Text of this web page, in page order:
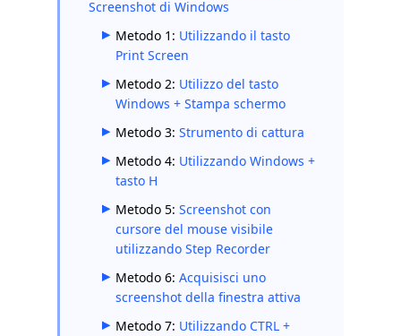
Screenshot di Windows
Metodo 1: Utilizzando il tasto
Print Screen
Metodo 2: Utilizzo del tasto
Windows + Stampa schermo
Metodo 3: Strumento di cattura
Metodo 4: Utilizzando Windows +
tasto H
Metodo 5: Screenshot con
cursore del mouse visibile
utilizzando Step Recorder
Metodo 6: Acquisisci uno
screenshot della finestra attiva
Metodo 7: Utilizzando CTRL +